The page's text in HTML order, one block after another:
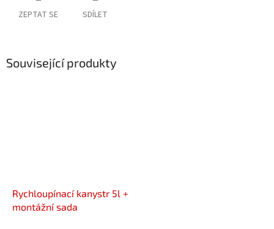
ZEPTAT SE SDÍLET
Související produkty
Rychloupínací kanystr 5l +
montážní sada